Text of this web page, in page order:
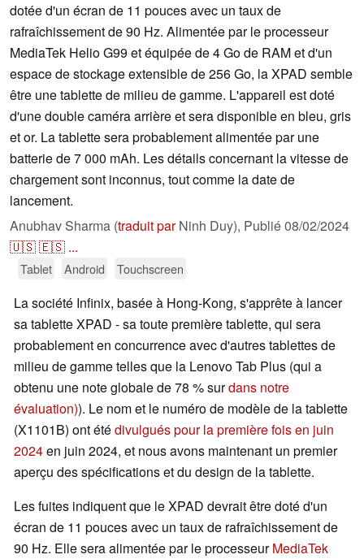
dotée d'un écran de 11 pouces avec un taux de
rafraîchissement de 90 Hz. Alimentée par le processeur
MediaTek Helio G99 et équipée de 4 Go de RAM et d'un
espace de stockage extensible de 256 Go, la XPAD semble
être une tablette de milieu de gamme. L'appareil est doté
d'une double caméra arrière et sera disponible en bleu, gris
et or. La tablette sera probablement alimentée par une
batterie de 7 000 mAh. Les détails concernant la vitesse de
chargement sont inconnus, tout comme la date de
lancement.
Anubhav Sharma (traduit parNinh Duy), Publié08/02/2024
🇺🇸🇪🇸 ...
Tablet Android Touchscreen
La société Infinix, basée à Hong-Kong, s'apprête à lancer
sa tablette XPAD - sa toute première tablette, qui sera
probablement en concurrence avec d'autres tablettes de
milieu de gamme telles que la Lenovo Tab Plus (qui a
obtenu une note globale de 78 % surdans notre
évaluation)). Le nom et le numéro de modèle de la tablette
(X1101B) ont étédivulgués pour la première fois en juin
2024en juin 2024, et nous avons maintenant un premier
aperçu des spécifications et du design de la tablette.
Les fuites indiquent que le XPAD devrait être doté d'un
écran de 11 pouces avec un taux de rafraîchissement de
90 Hz. Elle sera alimentée par le processeurMediaTek